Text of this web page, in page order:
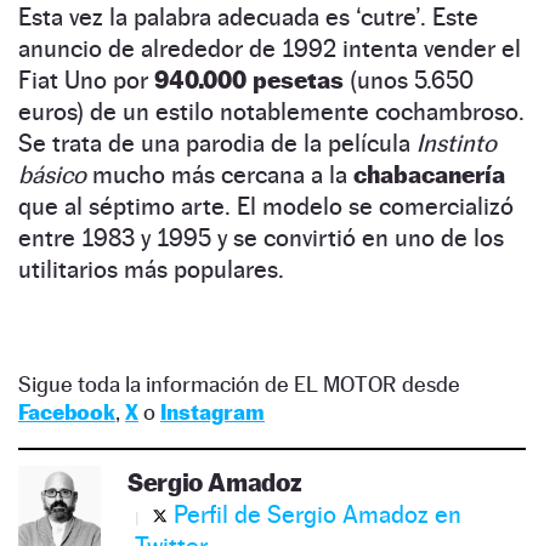
Esta vez la palabra adecuada es ‘cutre’. Este
anuncio de alrededor de 1992 intenta vender el
Fiat Uno por 940.000 pesetas (unos 5.650
euros) de un estilo notablemente cochambroso.
Se trata de una parodia de la película Instinto
básicomucho más cercana a la chabacanería
que al séptimo arte. El modelo se comercializó
entre 1983 y 1995 y se convirtió en uno de los
utilitarios más populares.
Sigue toda la información de EL MOTOR desde
Facebook, Xo Instagram
Sergio Amadoz
Perfil de Sergio Amadoz en